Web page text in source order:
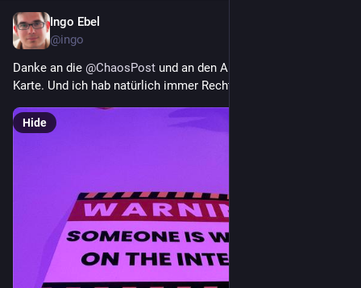
Ingo Ebel
@ingo
Danke an die @ChaosPost und an den Absender für diese
Karte. Und ich hab natürlich immer Recht :)
Hide